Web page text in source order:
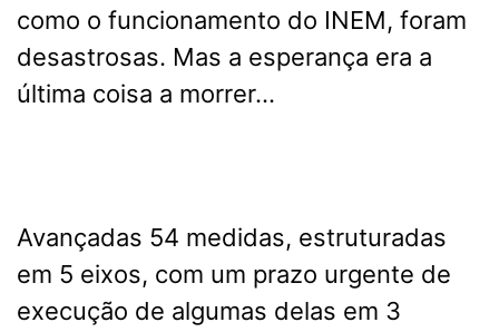
como o funcionamento do INEM, foram
desastrosas. Mas a esperança era a
última coisa a morrer…
Avançadas 54 medidas, estruturadas
em 5 eixos, com um prazo urgente de
execução de algumas delas em 3